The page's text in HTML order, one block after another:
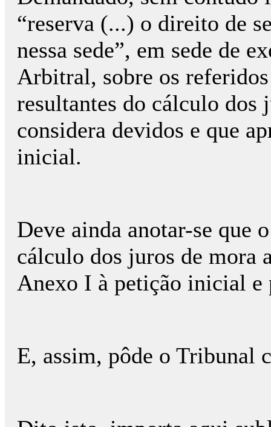
“reserva (...) o direito de
nessa sede”, em sede de
Arbitral, sobre os
resultantes do cálculo dos
considera devidos e que
inicial.
Deve ainda anotar-se
cálculo dos juros de mora
Anexo I à petição inicial e
E, assim, pôde o Tribunal